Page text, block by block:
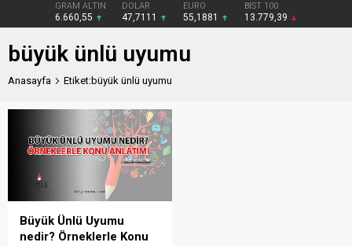
GRAM ALTIN
6.660,55
DOLAR
47,7111
EURO
55,1881
BIST 100
13.779,39
büyük ünlü uyumu
Anasayfa Etiket:büyük ünlü uyumu
Büyük Ünlü Uyumu
nedir? Örneklerle Konu